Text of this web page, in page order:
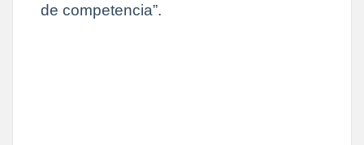
de competencia”.